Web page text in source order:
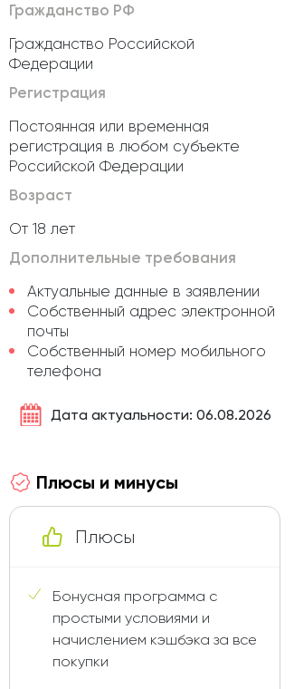
Гражданство РФ
Гражданство Российской
Федерации
Регистрация
Постоянная или временная
регистрация в любом субъекте
Российской Федерации
Возраст
От 18 лет
Дополнительные требования
Актуальные данные в заявлении
Собственный адрес электронной
почты
Собственный номер мобильного
телефона
Дата актуальности: 06.08.2026
Плюсы и минусы
Плюсы
Бонусная программа с
простыми условиями и
начислением кэшбэка за все
покупки